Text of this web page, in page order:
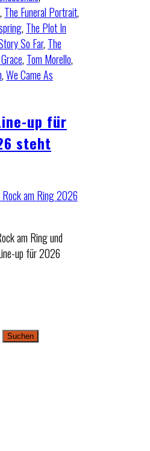
, The Funeral Portrait,
, The Plot In
So Far, The
, Tom Morello,
,We Came As
up für
steht
am Ring und
up für 2026
Suchen